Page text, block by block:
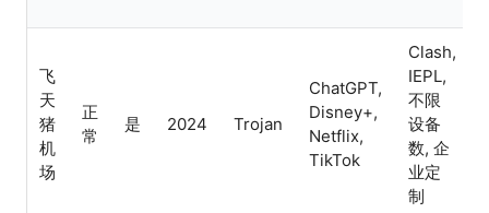
飞
天
猪
机
场
正
常
是 2024 Trojan
ChatGPT,
Disney+,
Netflix,
TikTok
Clash,
IEPL,
不限
设备
数, 企
业定
制